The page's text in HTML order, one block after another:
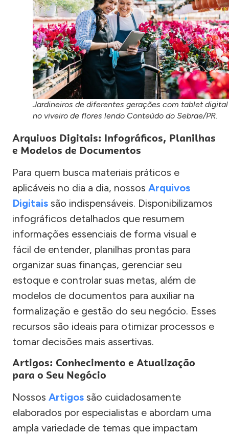
Jardineiros de diferentes gerações com tablet digital
no viveiro de flores lendo Conteúdo do Sebrae/PR.
Arquivos Digitais: Infográficos, Planilhas
e Modelos de Documentos
Para quem busca materiais práticos e
aplicáveis no dia a dia, nossos Arquivos
Digitais são indispensáveis. Disponibilizamos
infográficos detalhados que resumem
informações essenciais de forma visual e
fácil de entender, planilhas prontas para
organizar suas finanças, gerenciar seu
estoque e controlar suas metas, além de
modelos de documentos para auxiliar na
formalização e gestão do seu negócio. Esses
recursos são ideais para otimizar processos e
tomar decisões mais assertivas.
Artigos: Conhecimento e Atualização
para o Seu Negócio
Nossos Artigos são cuidadosamente
elaborados por especialistas e abordam uma
ampla variedade de temas que impactam